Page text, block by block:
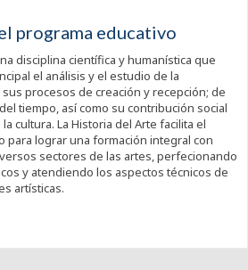
programa educativo
disciplina científica y humanística que
el análisis y el estudio de la
procesos de creación y recepción; de
tiempo, así como su contribución social
cultura. La Historia del Arte facilita el
para lograr una formación integral con
sectores de las artes, perfecionando
y atendiendo los aspectos técnicos de
artísticas.